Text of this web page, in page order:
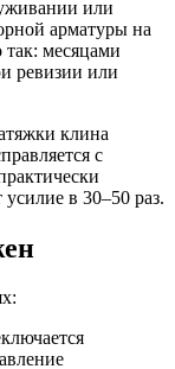
или
арматуры на
месяцами
ревизии или
клина
с
в 30–50 раз.